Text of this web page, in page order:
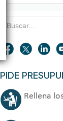
PIDE
Rellena